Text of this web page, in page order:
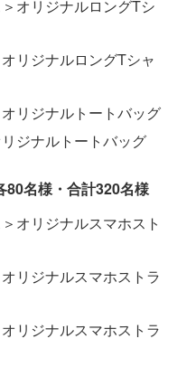
オリジナルロングTシ
リジナルロングTシャ
リジナルトートバッグ
ジナルトートバッグ
80名様・合計320名様
オリジナルスマホスト
リジナルスマホストラ
リジナルスマホストラ